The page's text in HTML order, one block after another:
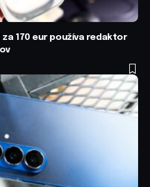
170 eur používa redaktor